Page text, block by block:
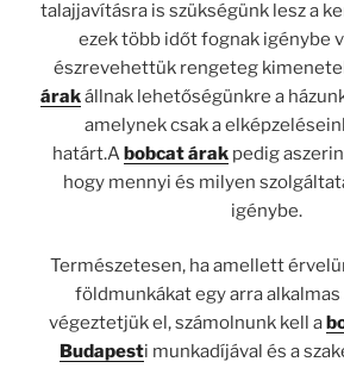
talajjavításra is szükségünk lesz a
ezek több időt fognak igénybe
észrevehettük rengeteg
árakállnak lehetőségünkre a
amelynek csak a
határt.Abobcat árakpedig
hogy mennyi és milyen
igénybe.
Természetesen, ha amellett
földmunkákat egy arra alkalmas
végeztetjük el, számolnunk kell a
Budapesti munkadíjával és a